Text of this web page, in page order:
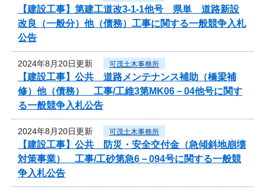
【建設工事】第建工道改3-1-1他号 県単 道路新設
改良（一般分）他（債務）工事に関する一般競争入札
公告
2024年8月20日更新 可茂土木事務所
【建設工事】公共 道路メンテナンス補助（橋梁補
修）他（債務） 工事/工維3第MK06－04他号に関す
る一般競争入札公告
2024年8月20日更新 可茂土木事務所
【建設工事】公共 防災・安全交付金（急傾斜地崩壊
対策事業） 工事/工砂第急6－094号に関する一般競
争入札公告